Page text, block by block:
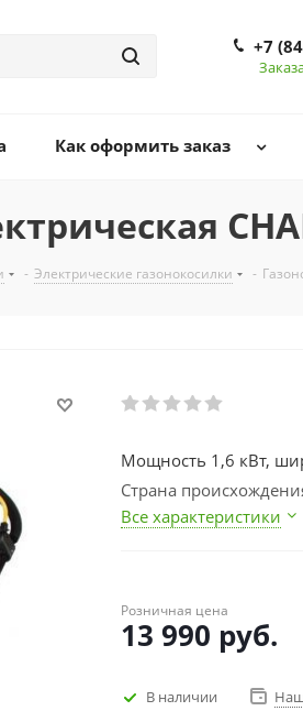
+7
Как оформить заказ
- Электрические газонокосилки -
Мощность 1,6 кВт,
Страна
Все характеристики
Розничная цена
13 990 руб.
В наличии